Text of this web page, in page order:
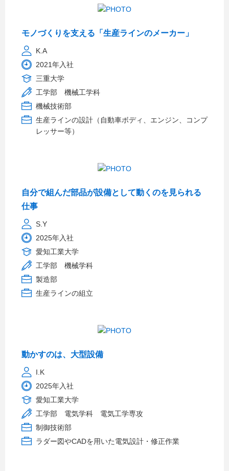
モノづくりを支える「生産ラインのメーカー」
K.A
2021年入社
三重大学
工学部 機械工学科
機械技術部
生産ラインの設計（自動車ボディ、エンジン、コンプ
レッサー等）
自分で組んだ部品が設備として動くのを見られる
仕事
S.Y
2025年入社
愛知工業大学
工学部 機械学科
製造部
生産ラインの組立
動かすのは、大型設備
I.K
2025年入社
愛知工業大学
工学部 電気学科 電気工学専攻
制御技術部
ラダー図やCADを用いた電気設計・修正作業